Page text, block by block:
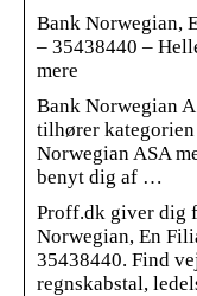
Bank Norwegian,
– 35438440 –
mere
Bank Norwegian
tilhører
Norwegian ASA
benyt dig af …
Proff.dk giver dig
Norwegian, En
35438440. Find
regnskabstal,